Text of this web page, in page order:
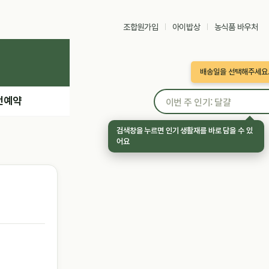
조합원가입 아이밥상 농식품 바우처
배송일을 선택해주세
예약
검색창을 누르면 인기 생활재를 바로 담을 수 있
어요